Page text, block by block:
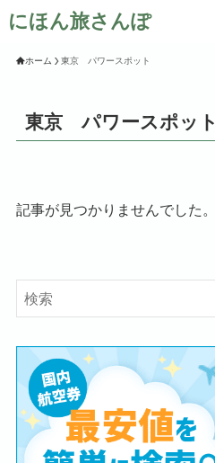
にほん旅さんぽ
ホーム 東京 パワースポット
東京 パワースポット
記事が見つかりませんでした。